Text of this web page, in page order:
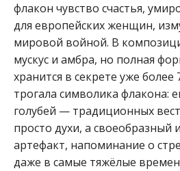
флакон чувство счастья,
для европейских женщин,
мировой войной. В
мускус и амбра, но полная
хранится в секрете уже более
трогала символика флакона:
голубей — традиционных
просто духи, а своеобразный
артефакт, напоминание о
даже в самые тяжёлые